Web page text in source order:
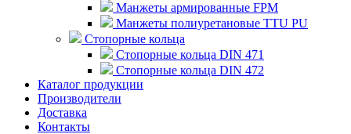
Манжеты армированные FPM
Манжеты полиуретановые TTU PU
Стопорные кольца
Стопорные кольца DIN 471
Стопорные кольца DIN 472
Каталог продукции
Производители
Доставка
Контакты